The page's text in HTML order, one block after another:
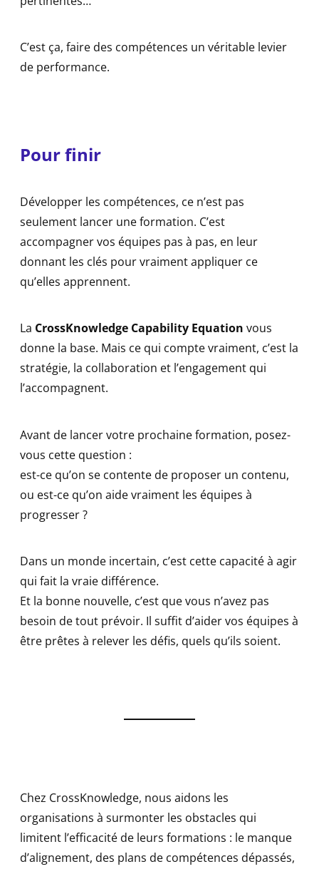
C’est ça, faire des compétences un véritable levier
de performance.
Pour finir
Développer les compétences, ce n’est pas
seulement lancer une formation. C’est
accompagner vos équipes pas à pas, en leur
donnant les clés pour vraiment appliquer ce
qu’elles apprennent.
La CrossKnowledge Capability Equation vous
donne la base. Mais ce qui compte vraiment, c’est la
stratégie, la collaboration et l’engagement qui
l’accompagnent.
Avant de lancer votre prochaine formation, posez-
vous cette question :
est-ce qu’on se contente de proposer un contenu,
ou est-ce qu’on aide vraiment les équipes à
progresser ?
Dans un monde incertain, c’est cette capacité à agir
qui fait la vraie différence.
Et la bonne nouvelle, c’est que vous n’avez pas
besoin de tout prévoir. Il suffit d’aider vos équipes à
être prêtes à relever les défis, quels qu’ils soient.
Chez CrossKnowledge, nous aidons les
organisations à surmonter les obstacles qui
limitent l’efficacité de leurs formations : le manque
d’alignement, des plans de compétences dépassés,